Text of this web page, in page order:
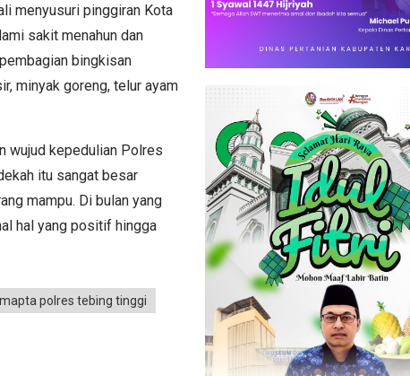
menyusuri pinggiran Kota
sakit menahun dan
bingkisan
minyak goreng, telur ayam
wujud kepedulian Polres
itu sangat besar
mampu. Di bulan yang
hal yang positif hingga
polres tebing tinggi